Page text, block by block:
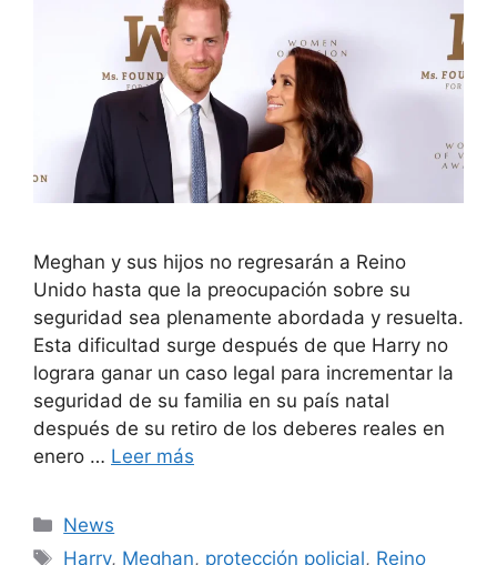
Meghan y sus hijos no regresarán a Reino
Unido hasta que la preocupación sobre su
seguridad sea plenamente abordada y resuelta.
Esta dificultad surge después de que Harry no
lograra ganar un caso legal para incrementar la
seguridad de su familia en su país natal
después de su retiro de los deberes reales en
enero … Leer más
Categorías
News
Etiquetas
Harry, Meghan, protección policial, Reino